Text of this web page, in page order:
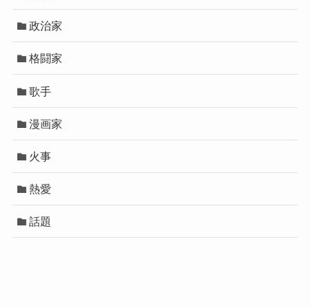
政治家
格闘家
歌手
漫画家
火事
熱愛
話題